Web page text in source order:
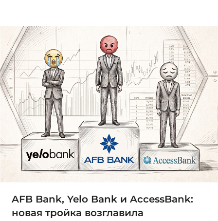
AFB Bank, Yelo Bank и AccessBank:
новая тройка возглавила